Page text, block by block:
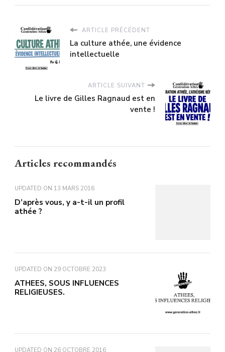
ARTICLE PRÉCÉDENT
La culture athée, une évidence
intellectuelle
ARTICLE SUIVANT
Le livre de Gilles Ragnaud est en
vente !
Articles recommandés
UPDATED ON 13 MARS 2016
D’après vous, y a-t-il un profil
athée ?
UPDATED ON 29 OCTOBRE 2023
ATHEES, SOUS INFLUENCES
RELIGIEUSES.
UPDATED ON 26 OCTOBRE 2016